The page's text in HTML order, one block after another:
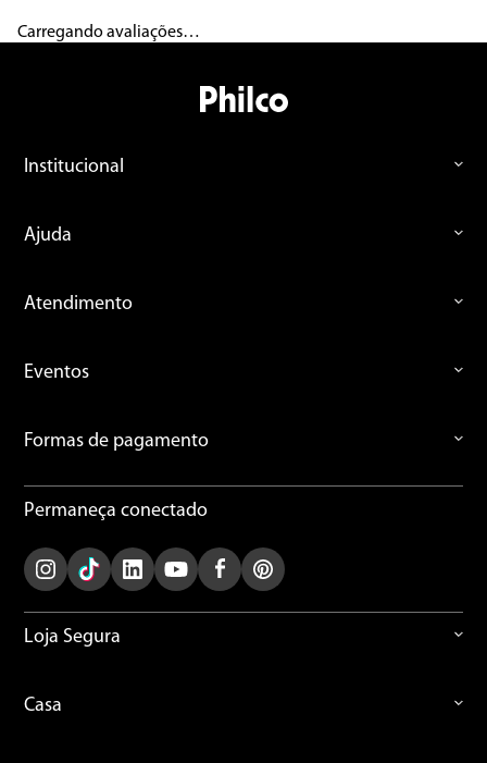
Carregando avaliações…
Institucional
Ajuda
Atendimento
Eventos
Formas de pagamento
Permaneça conectado
Loja Segura
Casa